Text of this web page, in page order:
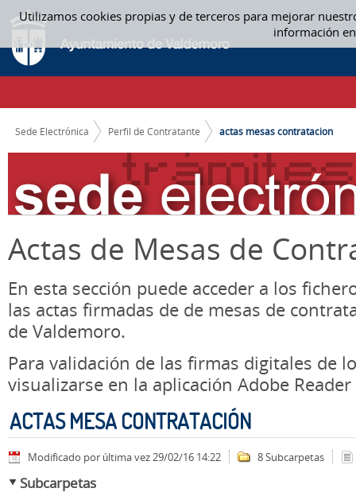
Utilizamos cookies propias y de terceros para mejorar
información
Saltar al contenido
ACTAS MESA CONTRATACIÓN - ACTAS MESAS CONTRATACION
CAMINO DE MIGAS
Sede Electrónica Perfil de Contratante actas mesas contratacion
Actas de Mesas de
En esta sección puede acceder a los
las actas firmadas de de mesas de
de Valdemoro.
Para validación de las firmas digitales de
visualizarse en la aplicación Adobe Reader
ACTAS MESA CONTRATACIÓN
Modificado por última vez 29/02/16 14:22 8 Subcarpetas
Subcarpetas